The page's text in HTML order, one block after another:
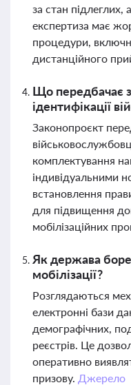
за стан підлеглих,
експертиза має
процедури,
дистанційного
Що передбачає
ідентифікації
Законопроєкт
комплектування
індивідуальними
встановлення
для підвищення
мобілізаційних
Як держава
мобілізації?
Розглядаються
електронні бази
демографічних,
реєстрів. Це
оперативно
призову. Джерело